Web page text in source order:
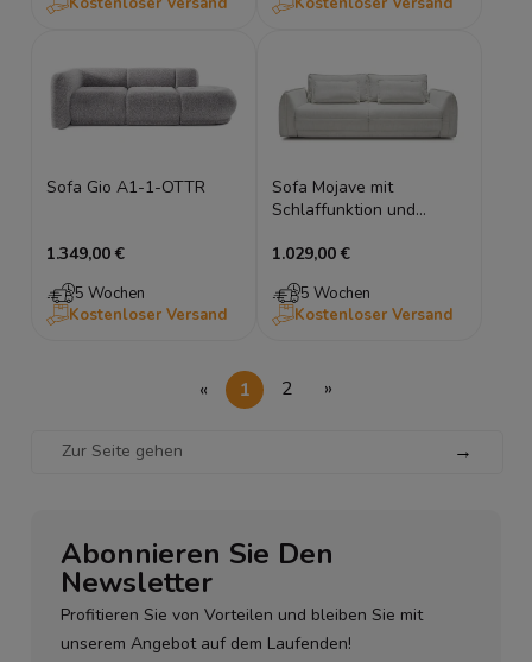
Sofa Gio A1-1-OTTR
1.349,00 €
5 Wochen
Kostenloser Versand
Sofa Mojave mit
Schlaffunktion und
1.029,00 €
5 Wochen
Kostenloser Versand
→
« 1 2 »
Abonnieren Sie Den
Newsletter
Profitieren Sie von Vorteilen und bleiben Sie mit
unserem Angebot auf dem Laufenden!